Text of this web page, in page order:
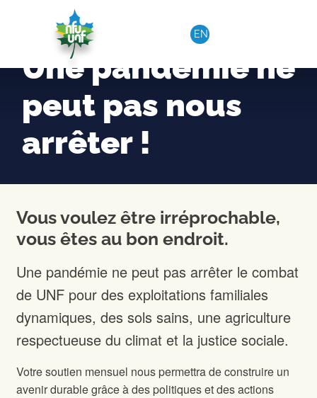
Aller au contenu
EN
Une pandémie ne
peut pas nous
arrêter !
Vous voulez être irréprochable,
vous êtes au bon endroit.
Une pandémie ne peut pas arrêter le combat
de UNF pour des exploitations familiales
dynamiques, des sols sains, une agriculture
respectueuse du climat et la justice sociale.
Votre soutien mensuel nous permettra de construire un
avenir durable grâce à des politiques et des actions